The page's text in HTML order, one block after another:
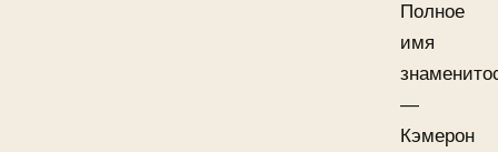
Полное
имя
—
Кэмерон